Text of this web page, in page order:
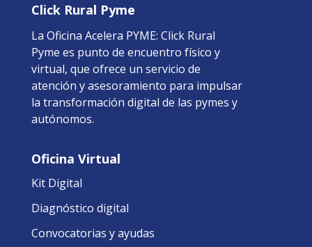
Click Rural Pyme
La Oficina Acelera PYME: Click Rural
Pyme es punto de encuentro físico y
virtual, que ofrece un servicio de
atención y asesoramiento para impulsar
la transformación digital de las pymes y
autónomos.
Oficina Virtual
Kit Digital
Diagnóstico digital
Convocatorias y ayudas